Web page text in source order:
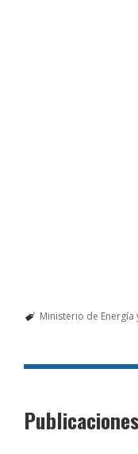
Ministerio de Energía